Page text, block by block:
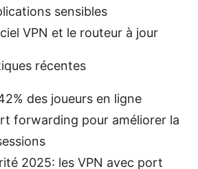
sensibles
VPN et le routeur à jour
récentes
des joueurs en ligne
forwarding pour améliorer la
2025: les VPN avec port